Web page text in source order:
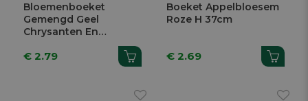
Bloemenboeket
Gemengd Geel
Chrysanten En
€ 2.79
Boeket Appelbloesem
Roze H 37cm
€ 2.69